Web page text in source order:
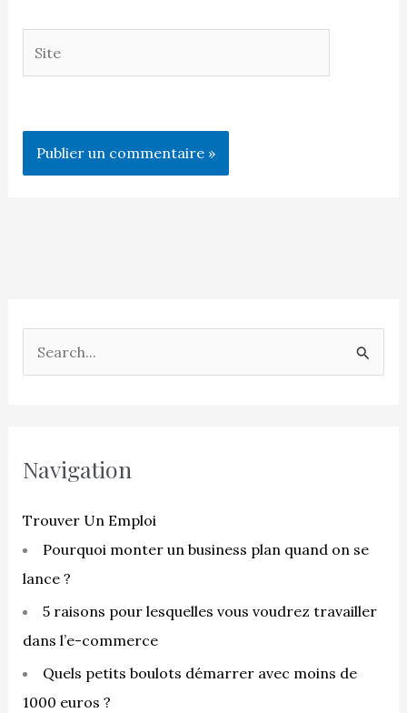
e
c
h
e
Navigation
Trouver Un Emploi
Pourquoi monter un business plan quand on se
lance ?
5 raisons pour lesquelles vous voudrez travailler
dans l’e-commerce
Quels petits boulots démarrer avec moins de
1000 euros ?